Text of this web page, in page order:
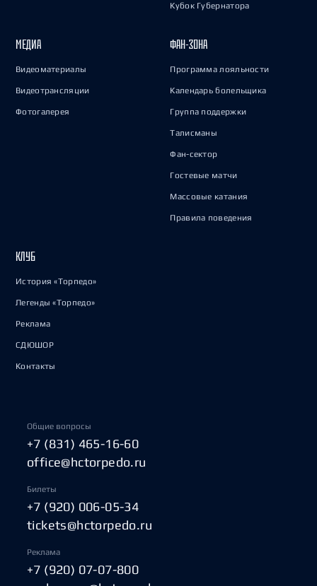
Кубок Губернатора
МЕДИА
Видеоматериалы
Видеотрансляции
Фотогалерея
ФАН-ЗОНА
Программа лояльности
Календарь болельщика
Группа поддержки
Талисманы
Фан-сектор
Гостевые матчи
Массовые катания
Правила поведения
КЛУБ
История «Торпедо»
Легенды «Торпедо»
Реклама
СДЮШОР
Контакты
Общие вопросы
+7 (831) 465-16-60
office@hctorpedo.ru
Билеты
+7 (920) 006-05-34
tickets@hctorpedo.ru
Реклама
+7 (920) 07-07-800